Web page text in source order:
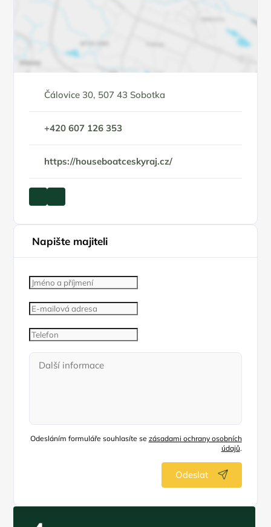
Čálovice 30, 507 43 Sobotka
+420 607 126 353
https://houseboatceskyraj.cz/
Napište majiteli
Odesláním formuláře souhlasíte se zásadami ochrany osobních
údajů.
Odeslat